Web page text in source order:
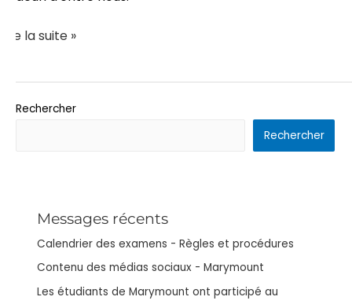
Lire la suite »
Rechercher
Rechercher
Messages récents
Calendrier des examens - Règles et procédures
Contenu des médias sociaux - Marymount
Les étudiants de Marymount ont participé au